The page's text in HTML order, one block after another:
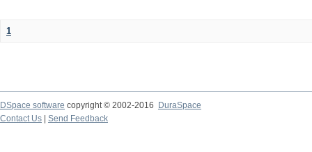
1
DSpace software copyright © 2002-2016
DuraSpace
Contact Us
Send Feedback